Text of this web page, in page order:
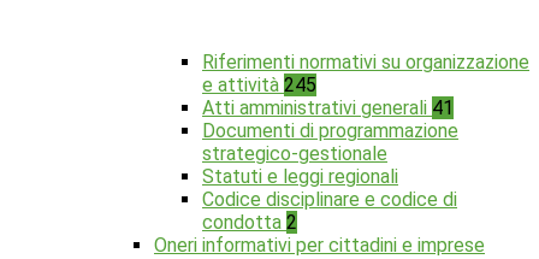
Riferimenti normativi su organizzazione
e attività 245
Atti amministrativi generali 41
Documenti di programmazione
strategico-gestionale
Statuti e leggi regionali
Codice disciplinare e codice di
condotta 2
Oneri informativi per cittadini e imprese